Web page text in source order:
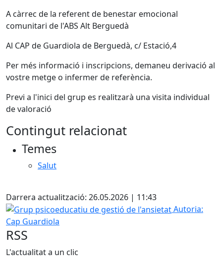
A càrrec de la referent de benestar emocional
comunitari de l'ABS Alt Berguedà
Al CAP de Guardiola de Berguedà, c/ Estació,4
Per més informació i inscripcions, demaneu derivació al
vostre metge o infermer de referència.
Previ a l'inici del grup es realitzarà una visita individual
de valoració
Contingut relacionat
Temes
Salut
Darrera actualització: 26.05.2026 | 11:43
Grup psicoeducatiu de gestió de l'ansietat
Autoria:
Cap Guardiola
RSS
L'actualitat a un clic